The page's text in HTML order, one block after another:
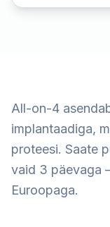
All-on-4
implantaadiga,
proteesi. Saate
vaid 3 päevaga
Euroopaga.